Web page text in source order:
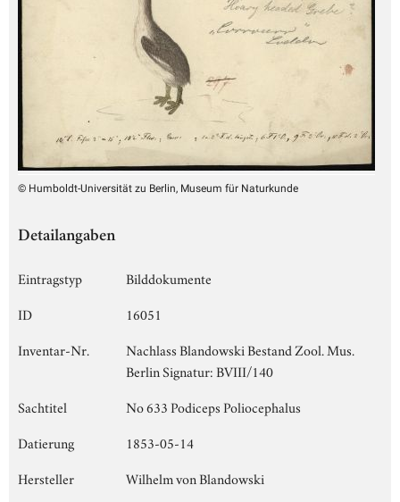
© Humboldt-Universität zu Berlin, Museum für Naturkunde
Detailangaben
Eintragstyp
Bilddokumente
ID
16051
Inventar-Nr.
Nachlass Blandowski Bestand Zool. Mus.
Berlin Signatur: BVIII/140
Sachtitel
No 633 Podiceps Poliocephalus
Datierung
1853-05-14
Hersteller
Wilhelm von Blandowski